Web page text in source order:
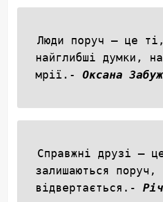
Люди поруч — це
найглибші думки,
мрії.- Оксана
Справжні друзі —
залишаються поруч,
відвертається.-